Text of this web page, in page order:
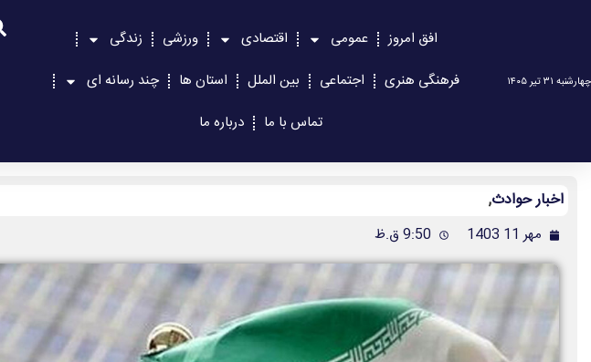
چهارشنبه ۳۱ تیر ۱۴۰۵
افق امروز عمومی اقتصادی ورزشی
زندگی
فرهنگی هنری
اجتماعی بین الملل استان ها
چند رسانه ای
تماس با ما
درباره ما
اخبار حوادث,
مهر 11 1403 9:50 ق.ظ